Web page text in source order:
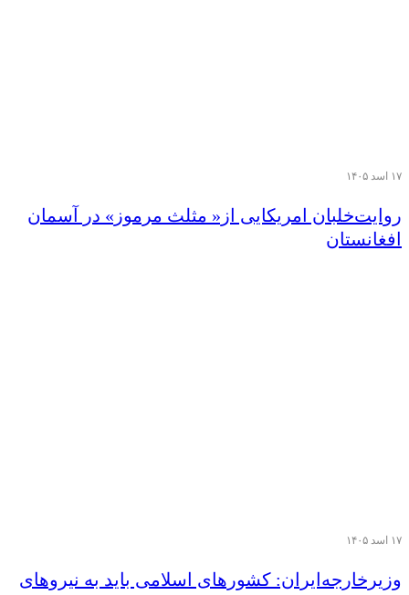
۱۷ اسد ۱۴۰۵
روایت‌خلبان امریکایی از« مثلث مرموز» در‌ آسمان
افغانستان
۱۷ اسد ۱۴۰۵
وزیر‌خارجه‌ایران: کشورهای اسلامی باید به نیروهای